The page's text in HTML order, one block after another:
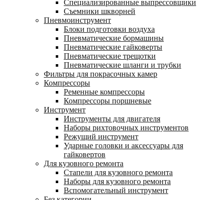
Специализированные выпрессовщики
Cъемники шкворней
Пневмоинструмент
Блоки подготовки воздуха
Пневматические бормашины
Пневматические гайковерты
Пневматические трещотки
Пневматические шланги и трубки
Фильтры для покрасочных камер
Компрессоры
Ременные компрессоры
Компрессоры поршневые
Инструмент
Инструменты для двигателя
Наборы рихтовочных инструментов
Режущий инструмент
Ударные головки и аксессуары для
гайковертов
Для кузовного ремонта
Стапели для кузовного ремонта
Наборы для кузовного ремонта
Вспомогательный инструмент